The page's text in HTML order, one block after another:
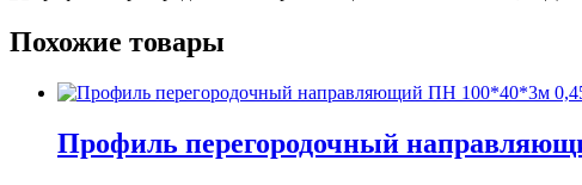
Похожие товары
Профиль перегородочный